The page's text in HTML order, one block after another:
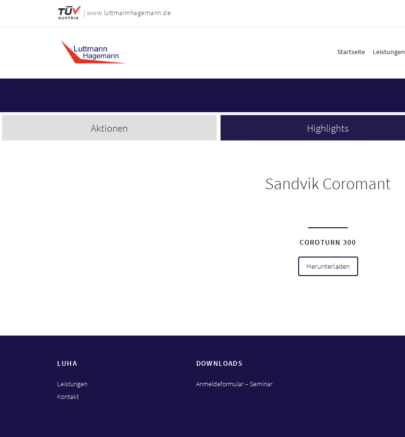
| www.luttmannhagemann.de
Startseite Leistungen
Aktionen Highlights
Sandvik Coromant
COROTURN 300
Herunterladen
LUHA
Leistungen
Kontakt
DOWNLOADS
Anmeldeformular – Seminar